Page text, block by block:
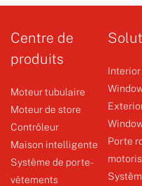
WSRE8013
Système
Centre de
produits
Moteur tubulaire
Moteur de store
Contrôleur
Maison intelligente
Système de porte-
vêtements
Porte